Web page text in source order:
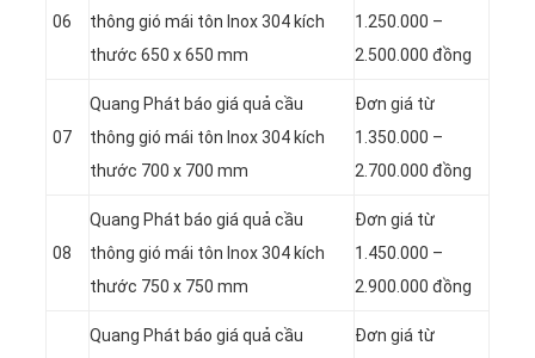
06
thông gió mái tôn Inox 304 kích
thước 650 x 650 mm
1.250.000 –
2.500.000 đồng
07
Quang Phát báo giá quả cầu
thông gió mái tôn Inox 304 kích
thước 700 x 700 mm
Đơn giá từ
1.350.000 –
2.700.000 đồng
08
Quang Phát báo giá quả cầu
thông gió mái tôn Inox 304 kích
thước 750 x 750 mm
Đơn giá từ
1.450.000 –
2.900.000 đồng
Quang Phát báo giá quả cầu
Đơn giá từ